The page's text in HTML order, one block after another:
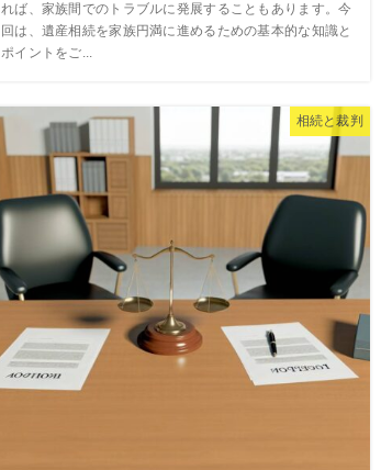
れば、家族間でのトラブルに発展することもあります。今
回は、遺産相続を家族円満に進めるための基本的な知識と
ポイントをご...
相続と裁判